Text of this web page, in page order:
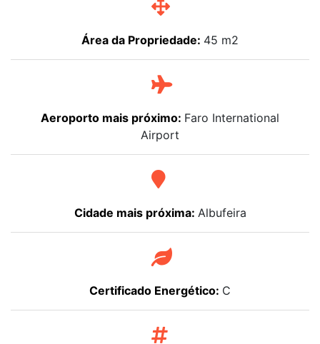
Área da Propriedade: 45 m2
Aeroporto mais próximo: Faro International
Airport
Cidade mais próxima: Albufeira
Certificado Energético: C